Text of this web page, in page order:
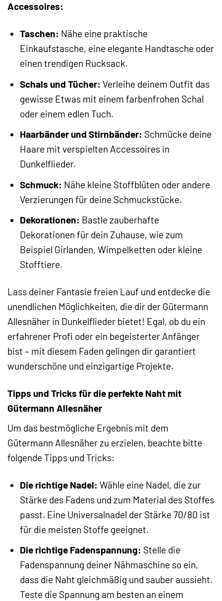
Accessoires:
Taschen: Nähe eine praktische
Einkaufstasche, eine elegante Handtasche oder
einen trendigen Rucksack.
Schals und Tücher: Verleihe deinem Outfit das
gewisse Etwas mit einem farbenfrohen Schal
oder einem edlen Tuch.
Haarbänder und Stirnbänder: Schmücke deine
Haare mit verspielten Accessoires in
Dunkelflieder.
Schmuck: Nähe kleine Stoffblüten oder andere
Verzierungen für deine Schmuckstücke.
Dekorationen: Bastle zauberhafte
Dekorationen für dein Zuhause, wie zum
Beispiel Girlanden, Wimpelketten oder kleine
Stofftiere.
Lass deiner Fantasie freien Lauf und entdecke die
unendlichen Möglichkeiten, die dir der Gütermann
Allesnäher in Dunkelflieder bietet! Egal, ob du ein
erfahrener Profi oder ein begeisterter Anfänger
bist – mit diesem Faden gelingen dir garantiert
wunderschöne und einzigartige Projekte.
Tipps und Tricks für die perfekte Naht mit
Gütermann Allesnäher
Um das bestmögliche Ergebnis mit dem
Gütermann Allesnäher zu erzielen, beachte bitte
folgende Tipps und Tricks:
Die richtige Nadel: Wähle eine Nadel, die zur
Stärke des Fadens und zum Material des Stoffes
passt. Eine Universalnadel der Stärke 70/80 ist
für die meisten Stoffe geeignet.
Die richtige Fadenspannung: Stelle die
Fadenspannung deiner Nähmaschine so ein,
dass die Naht gleichmäßig und sauber aussieht.
Teste die Spannung am besten an einem